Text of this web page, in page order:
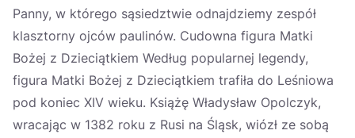
Panny, w którego sąsiedztwie odnajdziemy zespół
klasztorny ojców paulinów. Cudowna figura Matki
Bożej z Dzieciątkiem Według popularnej legendy,
figura Matki Bożej z Dzieciątkiem trafiła do Leśniowa
pod koniec XIV wieku. Książę Władysław Opolczyk,
wracając w 1382 roku z Rusi na Śląsk, wiózł ze sobą